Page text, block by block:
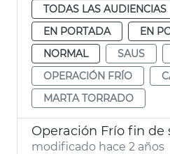
TODAS LAS AUDIENCIAS
EN PORTADA
EN
NORMAL
SAUS
OPERACIÓN FRÍO
MARTA TORRADO
Operación Frío fin de
modificado hace 2 años